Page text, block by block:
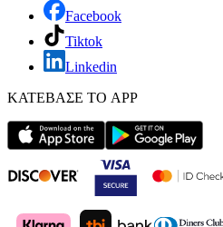
Facebook
Tiktok
Linkedin
ΚΑΤΕΒΑΣΕ ΤΟ APP